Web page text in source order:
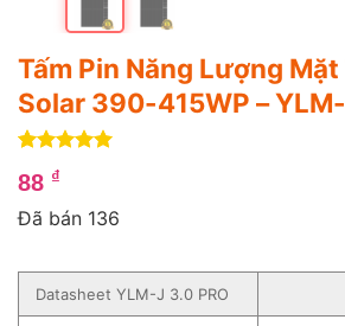
Tấm Pin Năng Lượng
Solar 390-415WP –
trên 5
dựa trên
88 ₫
Đã bán 136
Datasheet YLM-J 3.0 PRO